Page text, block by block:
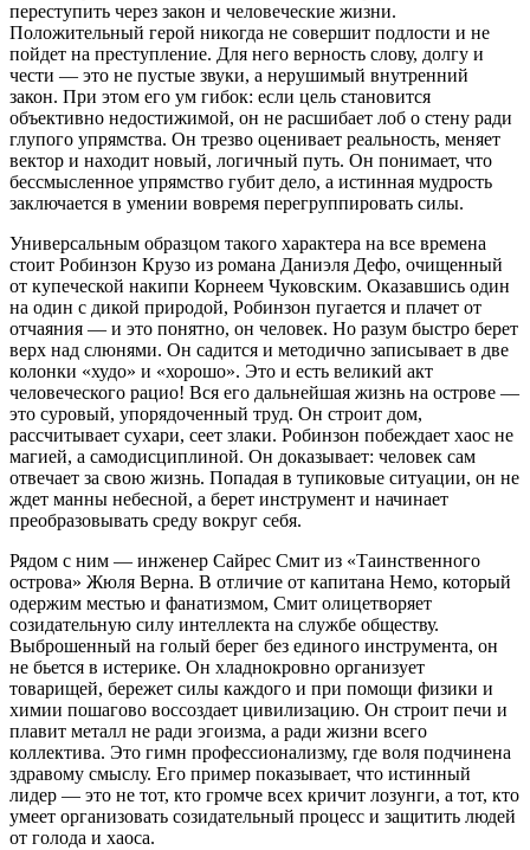
переступить через закон и человеческие жизни.
Положительный герой никогда не совершит подлости и не
пойдет на преступление. Для него верность слову, долгу и
чести — это не пустые звуки, а нерушимый внутренний
закон. При этом его ум гибок: если цель становится
объективно недостижимой, он не расшибает лоб о стену ради
глупого упрямства. Он трезво оценивает реальность, меняет
вектор и находит новый, логичный путь. Он понимает, что
бессмысленное упрямство губит дело, а истинная мудрость
заключается в умении вовремя перегруппировать силы.
Универсальным образцом такого характера на все времена
стоит Робинзон Крузо из романа Даниэля Дефо, очищенный
от купеческой накипи Корнеем Чуковским. Оказавшись один
на один с дикой природой, Робинзон пугается и плачет от
отчаяния — и это понятно, он человек. Но разум быстро берет
верх над слюнями. Он садится и методично записывает в две
колонки «худо» и «хорошо». Это и есть великий акт
человеческого рацио! Вся его дальнейшая жизнь на острове —
это суровый, упорядоченный труд. Он строит дом,
рассчитывает сухари, сеет злаки. Робинзон побеждает хаос не
магией, а самодисциплиной. Он доказывает: человек сам
отвечает за свою жизнь. Попадая в тупиковые ситуации, он не
ждет манны небесной, а берет инструмент и начинает
преобразовывать среду вокруг себя.
Рядом с ним — инженер Сайрес Смит из «Таинственного
острова» Жюля Верна. В отличие от капитана Немо, который
одержим местью и фанатизмом, Смит олицетворяет
созидательную силу интеллекта на службе обществу.
Выброшенный на голый берег без единого инструмента, он
не бьется в истерике. Он хладнокровно организует
товарищей, бережет силы каждого и при помощи физики и
химии пошагово воссоздает цивилизацию. Он строит печи и
плавит металл не ради эгоизма, а ради жизни всего
коллектива. Это гимн профессионализму, где воля подчинена
здравому смыслу. Его пример показывает, что истинный
лидер — это не тот, кто громче всех кричит лозунги, а тот, кто
умеет организовать созидательный процесс и защитить людей
от голода и хаоса.